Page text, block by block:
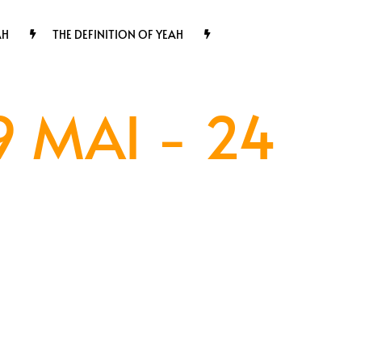
THE DEFINITION OF YEAH
MAI - 24